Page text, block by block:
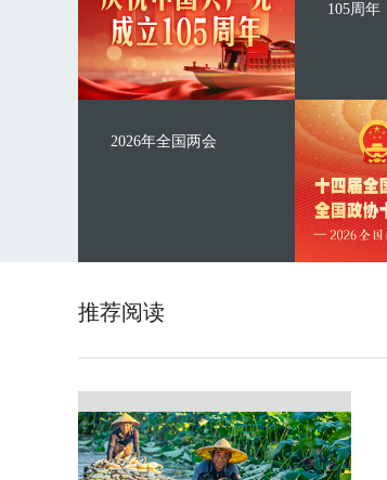
105周年
2026年全国两会
推荐阅读